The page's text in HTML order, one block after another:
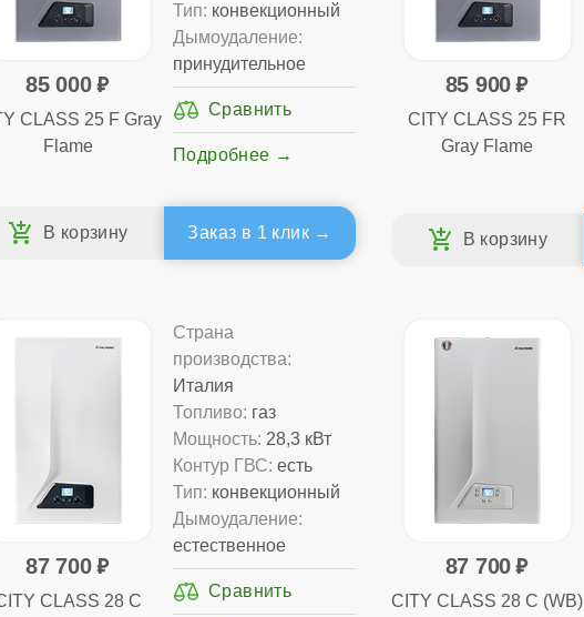
85 000
CLASS 25 F Gray
Flame
Тип: конвекционный
Дымоудаление:
принудительное
Подробнее
Заказ в 1 клик
85 900
CITY CLASS 25 FR
Gray Flame
87 700
CLASS 28 C
Страна
производства:
Италия
Топливо: газ
Мощность: 28,3 кВт
Контур ГВС: есть
Тип: конвекционный
Дымоудаление:
естественное
87 700
CITY CLASS 28 C (WB)